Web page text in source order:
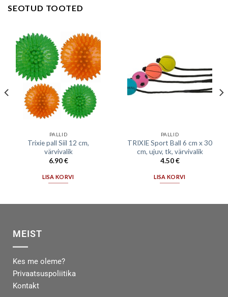
SEOTUD TOOTED
PALLID
Trixie pall Siil 12 cm,
värvivalik
6.90€
LISA KORVI
PALLID
TRIXIE Sport Ball 6 cm x 30
cm, ujuv, tk, värvivalik
4.50€
LISA KORVI
MEIST
Kes me oleme?
Privaatsuspoliitika
Kontakt